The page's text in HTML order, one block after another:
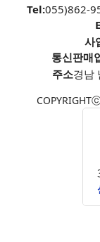
Tel:055)862-
사
통신판매
주소경남